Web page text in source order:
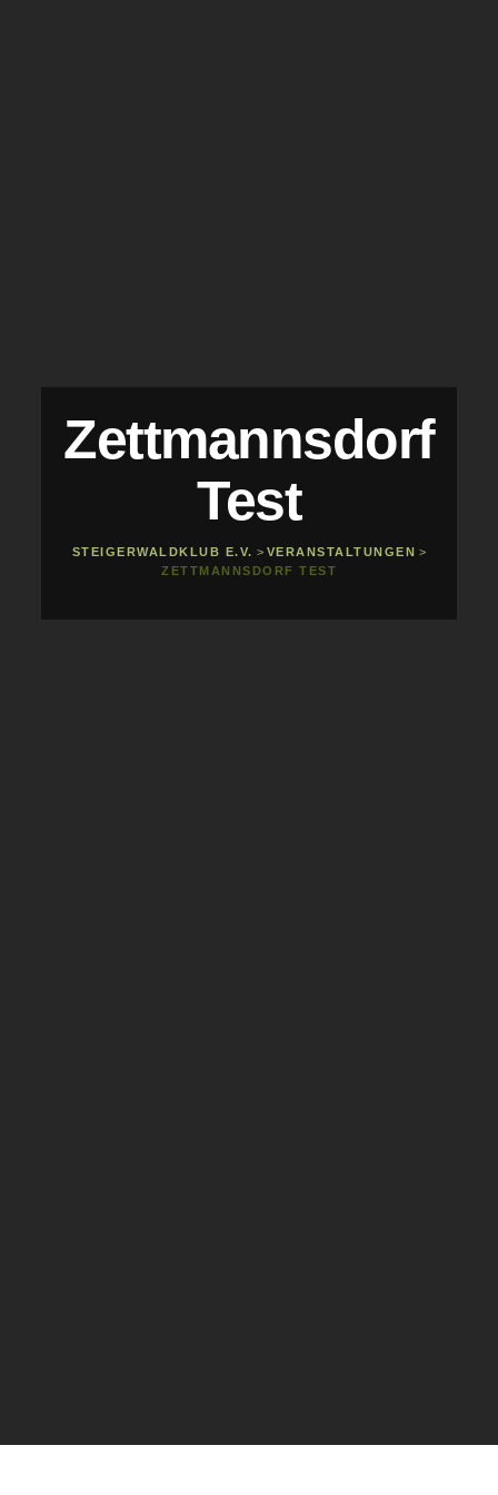
Zettmannsdorf
Test
STEIGERWALDKLUB E.V. > VERANSTALTUNGEN >
ZETTMANNSDORF TEST